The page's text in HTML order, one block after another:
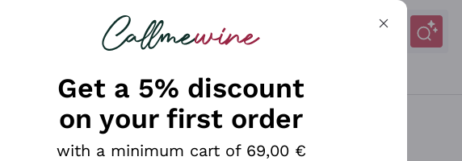
looking for
Get a 5% discount
on your first order
with a minimum cart of 69,00 €